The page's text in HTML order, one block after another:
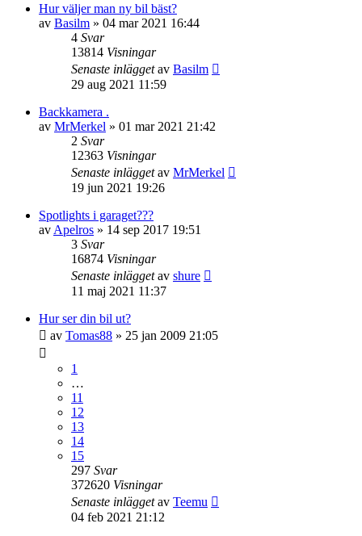
Hur väljer man ny bil bäst?
av Basilm » 04 mar 2021 16:44
4 Svar
13814 Visningar
Senaste inläggetav Basilm
29 aug 2021 11:59
Backkamera .
av MrMerkel » 01 mar 2021 21:42
2 Svar
12363 Visningar
Senaste inläggetav MrMerkel
19 jun 2021 19:26
Spotlights i garaget???
av Apelros » 14 sep 2017 19:51
3 Svar
16874 Visningar
Senaste inläggetav shure
11 maj 2021 11:37
Hur ser din bil ut?
av Tomas88 » 25 jan 2009 21:05
1
…
11
12
13
14
15
297 Svar
372620 Visningar
Senaste inläggetav Teemu
04 feb 2021 21:12